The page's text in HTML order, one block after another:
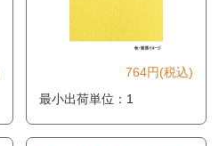
764円(税込)
最小出荷単位：1